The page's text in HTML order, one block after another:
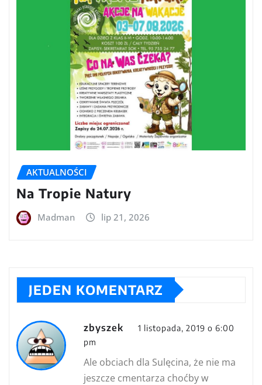
AKTUALNOŚCI
Na Tropie Natury
Madman lip 21, 2026
JEDEN KOMENTARZ
zbyszek
1 listopada, 2019 o 6:00
pm
Ale obciach dla Sulęcina, że nie ma
jeszcze cmentarza choćby w